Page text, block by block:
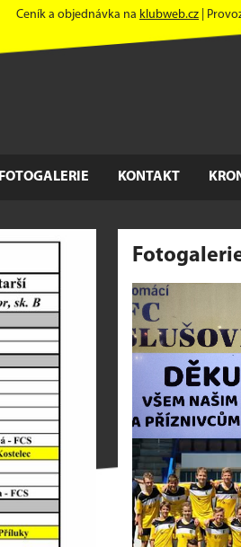
Ceník a objednávka na klubweb.cz |
FOTOGALERIE KONTAKT